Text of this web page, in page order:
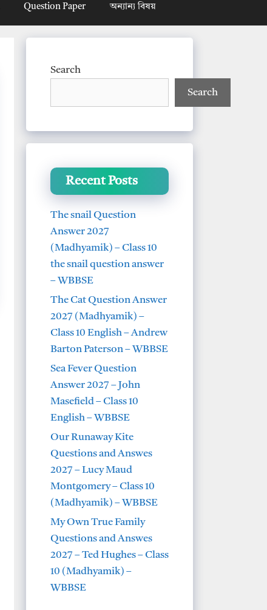
Question Paper অন্যান্য বিষয়
Search
Search
Recent Posts
The snail Question
Answer 2027
(Madhyamik) – Class 10
the snail question answer
– WBBSE
The Cat Question Answer
2027 (Madhyamik) –
Class 10 English – Andrew
Barton Paterson – WBBSE
Sea Fever Question
Answer 2027 – John
Masefield – Class 10
English – WBBSE
Our Runaway Kite
Questions and Answes
2027 – Lucy Maud
Montgomery – Class 10
(Madhyamik) – WBBSE
My Own True Family
Questions and Answes
2027 – Ted Hughes – Class
10 (Madhyamik) –
WBBSE